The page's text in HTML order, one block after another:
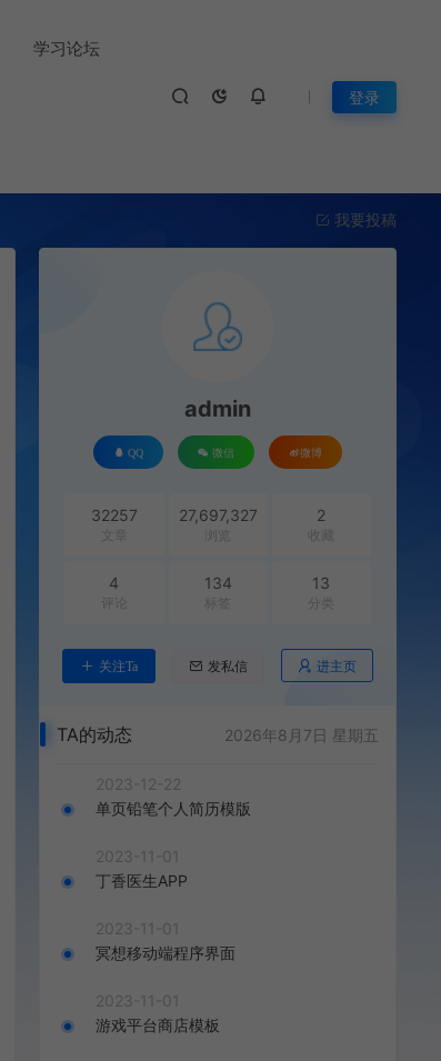
学习论坛
登录
我要投稿
admin
QQ 微信 微博
32257
文章
27,697,327
浏览
2
收藏
4
评论
134
标签
13
分类
关注Ta 发私信 进主页
TA的动态 2026年8月7日 星期五
2023-12-22
单页铅笔个人简历模版
2023-11-01
丁香医生APP
2023-11-01
冥想移动端程序界面
2023-11-01
游戏平台商店模板